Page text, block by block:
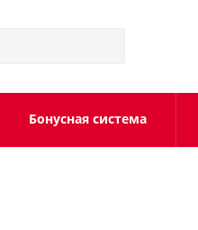
Бонусная система